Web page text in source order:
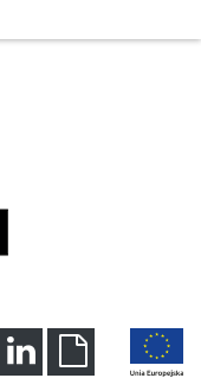
LinkedinDownload